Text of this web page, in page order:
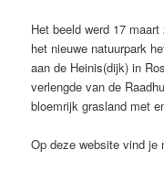
Het beeld werd 17
het nieuwe natuurpark
aan de Heinis(dijk) in
verlengde van de
bloemrijk grasland met
Op deze website vind je